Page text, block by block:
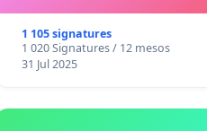
1 105 signatures
1 020 Signatures / 12 mesos
31 Jul 2025